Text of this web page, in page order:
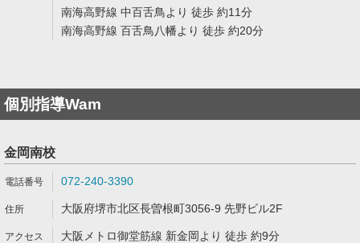
南海高野線 中百舌鳥より 徒歩 約11分
南海高野線 百舌鳥八幡より 徒歩 約20分
個別指導Wam
金岡南校
072-240-3390
大阪府堺市北区長曽根町3056-9 先野ビル2F
大阪メトロ御堂筋線 新金岡より 徒歩 約9分